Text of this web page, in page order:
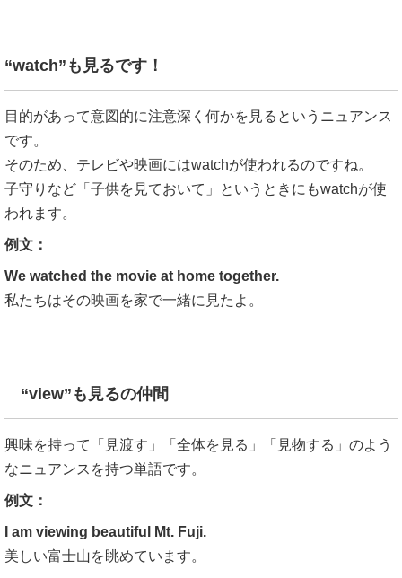
“watch”も見るです！
目的があって意図的に注意深く何かを見るというニュアンス
です。
そのため、テレビや映画にはwatchが使われるのですね。
子守りなど「子供を見ておいて」というときにもwatchが使
われます。
例文：
We watched the movie at home together.
私たちはその映画を家で一緒に見たよ。
“view”も見るの仲間
興味を持って「見渡す」「全体を見る」「見物する」のよう
なニュアンスを持つ単語です。
例文：
I am viewing beautiful Mt. Fuji.
美しい富士山を眺めています。